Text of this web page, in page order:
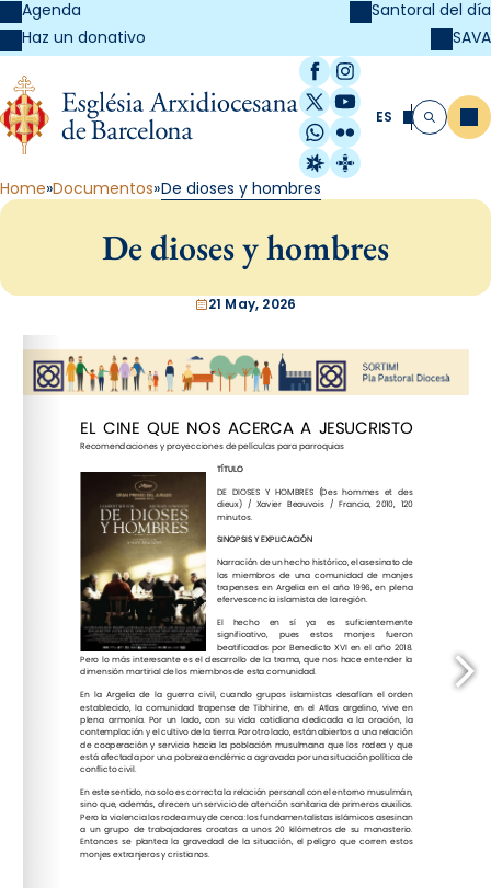
Agenda
Haz un donativo
Santoral del día
SAVA
Facebook
Instagram
X / Twitter
YouTube
WhatsApp
Flickr
Radio Estel
Catalunya
ES Buscar
Home Documentos De dioses y hombres
De dioses y hombres
21 May, 2026